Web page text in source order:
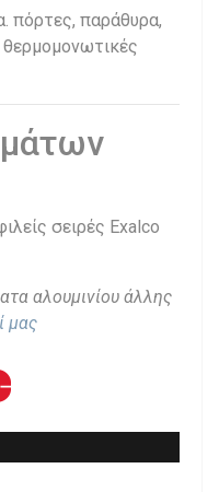
πόρτες, παράθυρα,
σειρές Exalco
αλουμινίου άλλης
μας